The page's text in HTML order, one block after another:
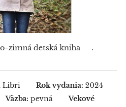
zimná detská kniha 🥰.
Libri Rok vydania: 2024
Väzba: pevnáVekové